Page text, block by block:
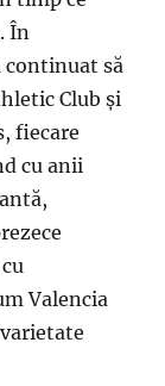
În
continuat să
Club și
fiecare
cu anii
Valencia